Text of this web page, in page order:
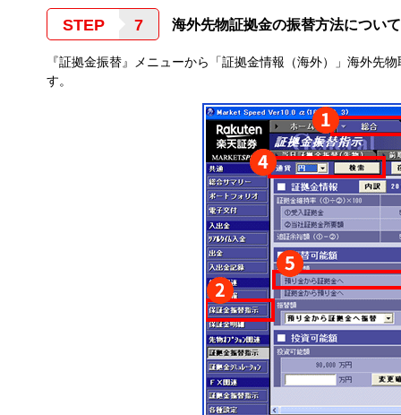
STEP 海外先物証拠金の振替方法について
『証拠金振替』メニューから「証拠金情報（海外）」海外先
す。